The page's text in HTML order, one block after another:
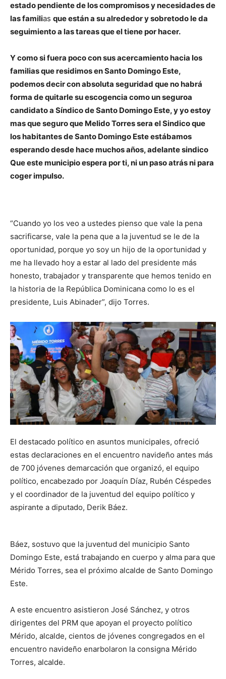
estado pendiente de los compromisos y necesidades de
las familias que están a su alrededor y sobretodo le da
seguimiento a las tareas que el tiene por hacer.
Y como si fuera poco con sus acercamiento hacia los
familias que residimos en Santo Domingo Este,
podemos decir con absoluta seguridad que no habrá
forma de quitarle su escogencia como un seguroa
candidato a Síndico de Santo Domingo Este, y yo estoy
mas que seguro que Melido Torres sera el Sindico que
los habitantes de Santo Domingo Este estábamos
esperando desde hace muchos años, adelante sindico
Que este municipio espera por ti, ni un paso atrás ni para
coger impulso.
“Cuando yo los veo a ustedes pienso que vale la pena
sacrificarse, vale la pena que a la juventud se le de la
oportunidad, porque yo soy un hijo de la oportunidad y
me ha llevado hoy a estar al lado del presidente más
honesto, trabajador y transparente que hemos tenido en
la historia de la República Dominicana como lo es el
presidente, Luis Abinader”, dijo Torres.
El destacado político en asuntos municipales, ofreció
estas declaraciones en el encuentro navideño antes más
de 700 jóvenes demarcación que organizó, el equipo
político, encabezado por Joaquín Díaz, Rubén Céspedes
y el coordinador de la juventud del equipo político y
aspirante a diputado, Derik Báez.
Báez, sostuvo que la juventud del municipio Santo
Domingo Este, está trabajando en cuerpo y alma para que
Mérido Torres, sea el próximo alcalde de Santo Domingo
Este.
A este encuentro asistieron José Sánchez, y otros
dirigentes del PRM que apoyan el proyecto político
Mérido, alcalde, cientos de jóvenes congregados en el
encuentro navideño enarbolaron la consigna Mérido
Torres, alcalde.